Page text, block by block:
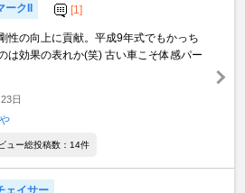
ークII [1]
性の向上に貢献。平成9年式でもかっち
は効果の表れか(笑) 古い車こそ体感パー
日
ュー総投稿数：14件
ェイサー